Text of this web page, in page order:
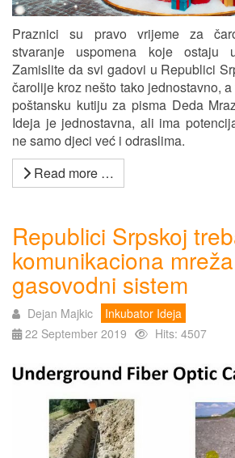
Praznici su pravo vrijeme za
stvaranje uspomena koje ostaju
Zamislite da svi gadovi u Republici
čarolije kroz nešto tako jednostavno,
poštansku kutiju za pisma Deda
Ideja je jednostavna, ali ima
ne samo djeci već i odraslima.
Read more …
Republici Srpskoj
komunikaciona
gasovodni sistem
Dejan Majkic
Inkubator Ideja
22 September 2019
Hits: 4507